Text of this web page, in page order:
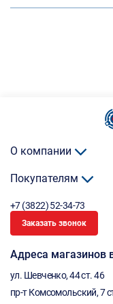
О компании
Покупателям
+7 (3822) 52-34-73
Заказать звонок
Адреса магазинов
ул. Шевченко, 44 ст. 46
пр-т Комсомольский, 7